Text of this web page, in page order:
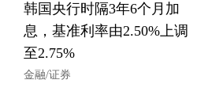
韩国央行时隔3年6个月加
息，基准利率由2.50%上调
至2.75%
金融/证券